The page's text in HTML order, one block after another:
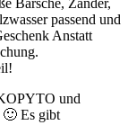
Barsche, Zander,
passend und
Anstatt
und
Es gibt